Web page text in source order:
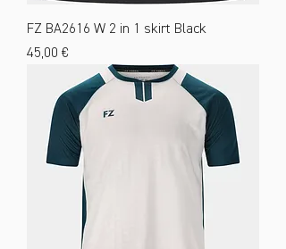
FZ BA2616 W 2 in 1 skirt Black
Preis
45,00 €